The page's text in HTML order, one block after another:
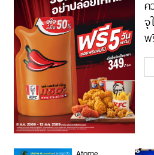
ค
จุ
พ